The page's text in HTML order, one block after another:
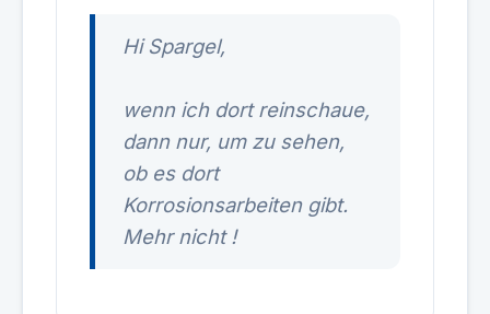
Hi Spargel,
wenn ich dort reinschaue,
dann nur, um zu sehen,
ob es dort
Korrosionsarbeiten gibt.
Mehr nicht !